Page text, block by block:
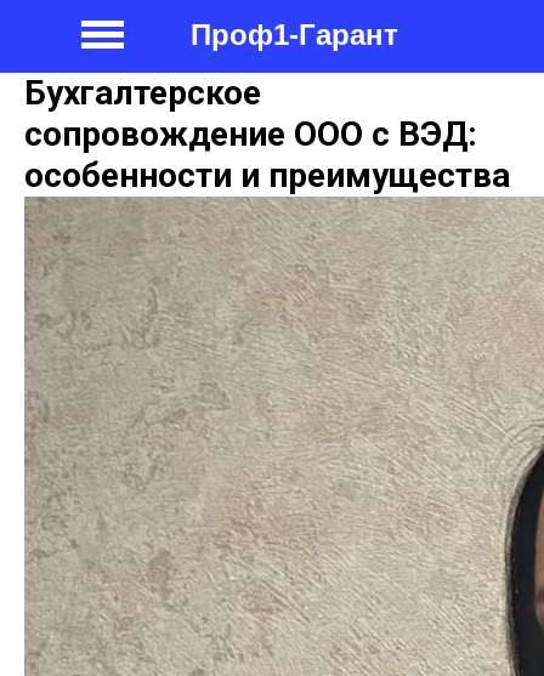
Проф1-Гарант
Бухгалтерское
сопровождение ООО с ВЭД:
особенности и преимущества